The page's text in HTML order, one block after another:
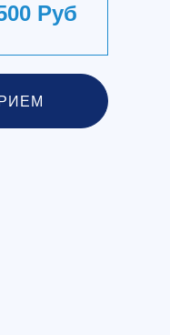
Руб